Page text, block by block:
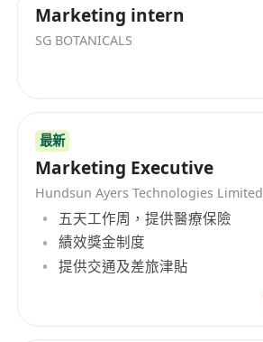
Marketing intern
SG BOTANICALS
最新
Marketing Executive
Hundsun Ayers Technologies Limited
五天工作周，提供醫療保險
績效獎金制度
提供交通及差旅津貼